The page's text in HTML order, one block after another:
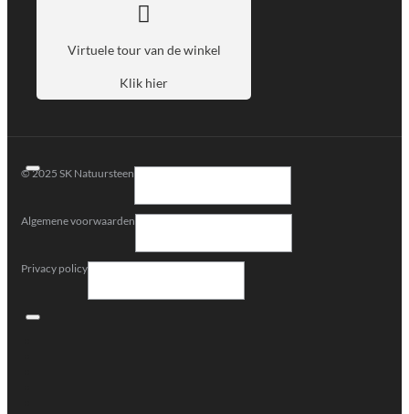
Virtuele tour van de winkel
Klik hier
© 2025 SK Natuursteen
Algemene voorwaarden
Privacy policy